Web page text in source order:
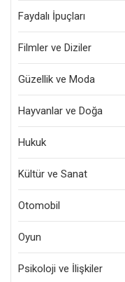
Faydalı İpuçları
Filmler ve Diziler
Güzellik ve Moda
Hayvanlar ve Doğa
Hukuk
Kültür ve Sanat
Otomobil
Oyun
Psikoloji ve İlişkiler